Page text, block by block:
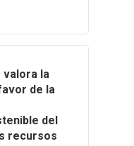
valora la
de la
del
recursos